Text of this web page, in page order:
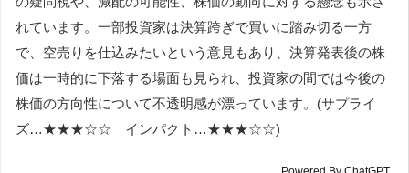
れています。一部投資家は決算跨ぎで買いに踏み切る一方
で、空売りを仕込みたいという意見もあり、決算発表後の株
価は一時的に下落する場面も見られ、投資家の間では今後の
株価の方向性について不透明感が漂っています。(サプライ
ズ…★★★☆☆ インパクト…★★★☆☆)